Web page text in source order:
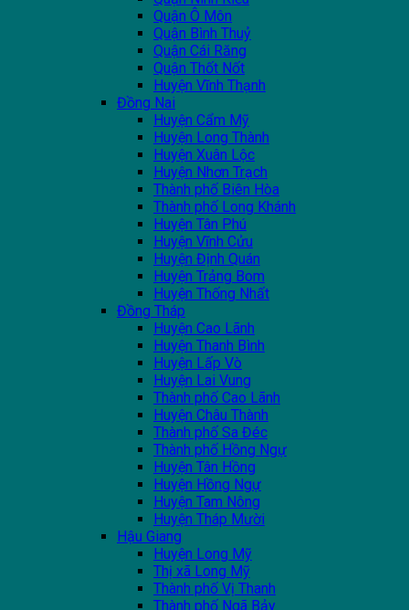
Quận Ô Môn
Quận Bình Thuỷ
Quận Cái Răng
Quận Thốt Nốt
Huyện Vĩnh Thạnh
Đồng Nai
Huyện Cẩm Mỹ
Huyện Long Thành
Huyện Xuân Lộc
Huyện Nhơn Trạch
Thành phố Biên Hòa
Thành phố Long Khánh
Huyện Tân Phú
Huyện Vĩnh Cửu
Huyện Định Quán
Huyện Trảng Bom
Huyện Thống Nhất
Đồng Tháp
Huyện Cao Lãnh
Huyện Thanh Bình
Huyện Lấp Vò
Huyện Lai Vung
Thành phố Cao Lãnh
Huyện Châu Thành
Thành phố Sa Đéc
Thành phố Hồng Ngự
Huyện Tân Hồng
Huyện Hồng Ngự
Huyện Tam Nông
Huyện Tháp Mười
Hậu Giang
Huyện Long Mỹ
Thị xã Long Mỹ
Thành phố Vị Thanh
Thành phố Ngã Bảy